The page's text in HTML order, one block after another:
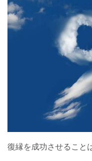
復縁を成功させること